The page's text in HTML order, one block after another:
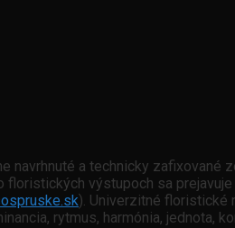
navrhnuté a technicky zafixované
floristických výstupoch sa prejavuje
). Univerzitné floristické
rytmus, harmónia, jednota,